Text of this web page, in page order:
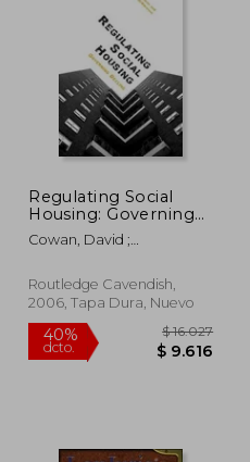
50%
dcto.
Regulating Social
Housing: Governing
Decline (en Inglés)
Cowan, David ;
Routledge Cavendish,
2006, Tapa Dura, Nuevo